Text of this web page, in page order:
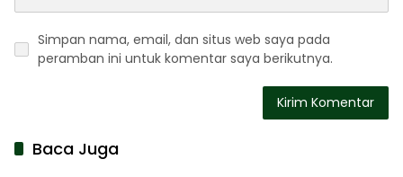
Simpan nama, email, dan situs web saya pada
peramban ini untuk komentar saya berikutnya.
Baca Juga